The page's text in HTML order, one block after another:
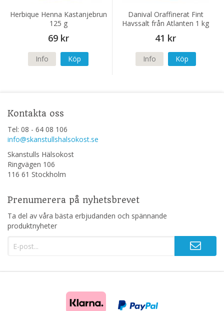
Herbique Henna Kastanjebrun
125 g
69 kr
Info Köp
Danival Oraffinerat Fint
Havssalt från Atlanten 1 kg
41 kr
Info Köp
Kontakta oss
Tel: 08 - 64 08 106
info@skanstullshalsokost.se
Skanstulls Hälsokost
Ringvägen 106
116 61 Stockholm
Prenumerera på nyhetsbrevet
Ta del av våra bästa erbjudanden och spännande
produktnyheter